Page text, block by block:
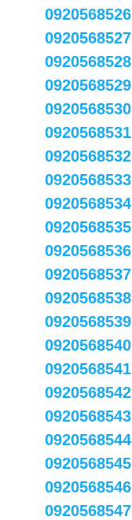
0920568526
0920568527
0920568528
0920568529
0920568530
0920568531
0920568532
0920568533
0920568534
0920568535
0920568536
0920568537
0920568538
0920568539
0920568540
0920568541
0920568542
0920568543
0920568544
0920568545
0920568546
0920568547